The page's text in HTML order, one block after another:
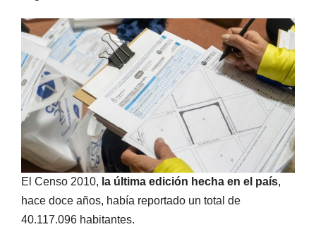
El Censo 2010, la última edición hecha en el país,
hace doce años, había reportado un total de
40.117.096 habitantes.